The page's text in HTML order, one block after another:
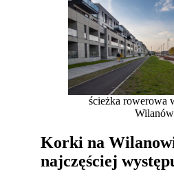
ścieżka rowerowa
Wilanów
Korki na
najczęściej